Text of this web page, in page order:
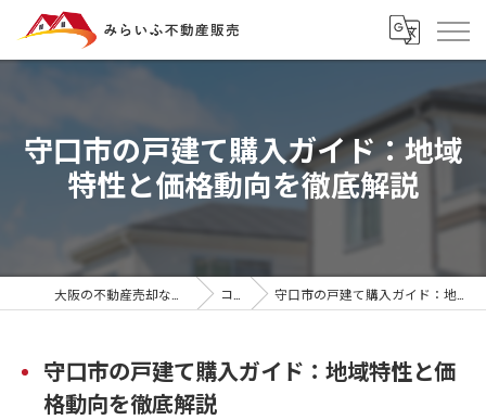
守口市の戸建て購入ガイド：地域
特性と価格動向を徹底解説
コラム 守口市の戸建て購入ガイド：地域特性と価格動向を徹底解説
守口市の戸建て購入ガイド：地域特性と価
格動向を徹底解説